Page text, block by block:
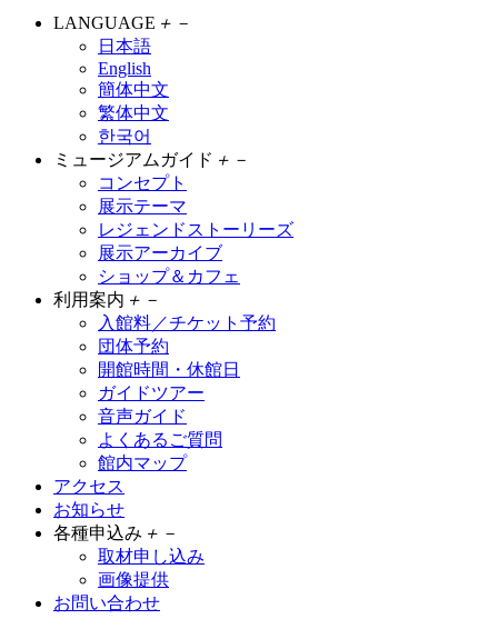
LANGUAGE ＋ －
日本語
English
簡体中文
繁体中文
한국어
ミュージアムガイド ＋ －
コンセプト
展示テーマ
レジェンドストーリーズ
展示アーカイブ
ショップ＆カフェ
利用案内 ＋ －
入館料／チケット予約
団体予約
開館時間・休館日
ガイドツアー
音声ガイド
よくあるご質問
館内マップ
アクセス
お知らせ
各種申込み ＋ －
取材申し込み
画像提供
お問い合わせ